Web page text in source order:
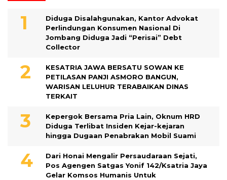
Diduga Disalahgunakan, Kantor Advokat
Perlindungan Konsumen Nasional Di
Jombang Diduga Jadi “Perisai” Debt
Collector
KESATRIA JAWA BERSATU SOWAN KE
PETILASAN PANJI ASMORO BANGUN,
WARISAN LELUHUR TERABAIKAN DINAS
TERKAIT
Kepergok Bersama Pria Lain, Oknum HRD
Diduga Terlibat Insiden Kejar-kejaran
hingga Dugaan Penabrakan Mobil Suami
Dari Honai Mengalir Persaudaraan Sejati,
Pos Agengen Satgas Yonif 142/Ksatria Jaya
Gelar Komsos Humanis Untuk